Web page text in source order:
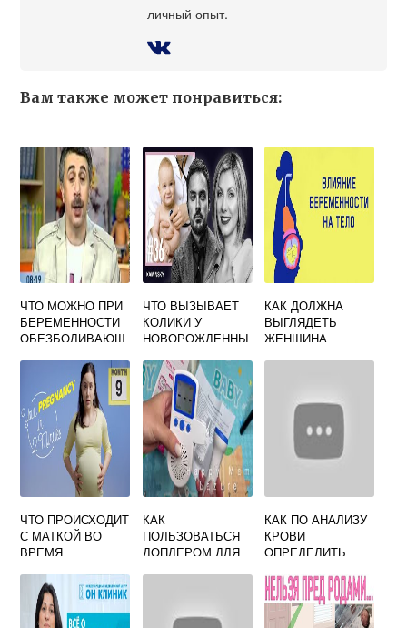
личный опыт.
Вам также может понравиться:
ЧТО МОЖНО ПРИ
БЕРЕМЕННОСТИ
ОБЕЗБОЛИВАЮЩ
ЧТО ВЫЗЫВАЕТ
КОЛИКИ У
НОВОРОЖДЕННЫ
ВСКАРМЛИВАНИИ
В ПИТАНИИ
МАМЫ
КАК ДОЛЖНА
ВЫГЛЯДЕТЬ
ЖЕНЩИНА
ЧТО ПРОИСХОДИТ
С МАТКОЙ ВО
ВРЕМЯ
КАК
ПОЛЬЗОВАТЬСЯ
ДОПЛЕРОМ ДЛЯ
КАК ПО АНАЛИЗУ
КРОВИ
ОПРЕДЕЛИТЬ
НА РАННИХ
СРОКАХ ОБЩЕМУ
БЕЗ ХГЧ